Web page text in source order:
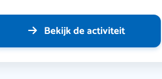
Bekijk de activiteit